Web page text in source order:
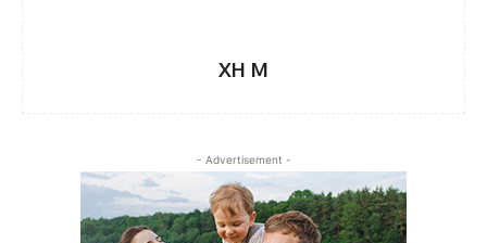
XH M
- Advertisement -